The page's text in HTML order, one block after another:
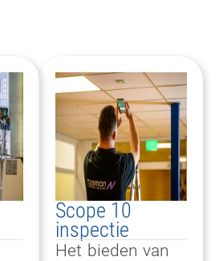
Scope 10
inspectie​
Het bieden van